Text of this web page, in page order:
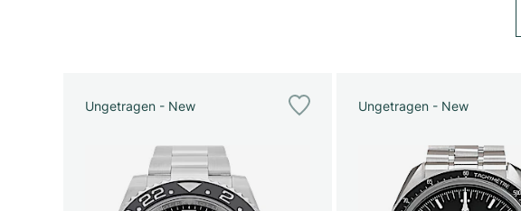
Ungetragen - New Ungetragen - New